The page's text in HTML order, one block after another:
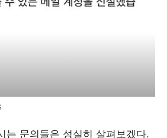
는 문의들은 성실히 살펴보겠다.